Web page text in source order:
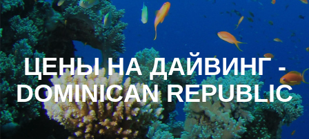
ЦЕНЫ НА ДАЙВИНГ -
DOMINICAN REPUBLIC